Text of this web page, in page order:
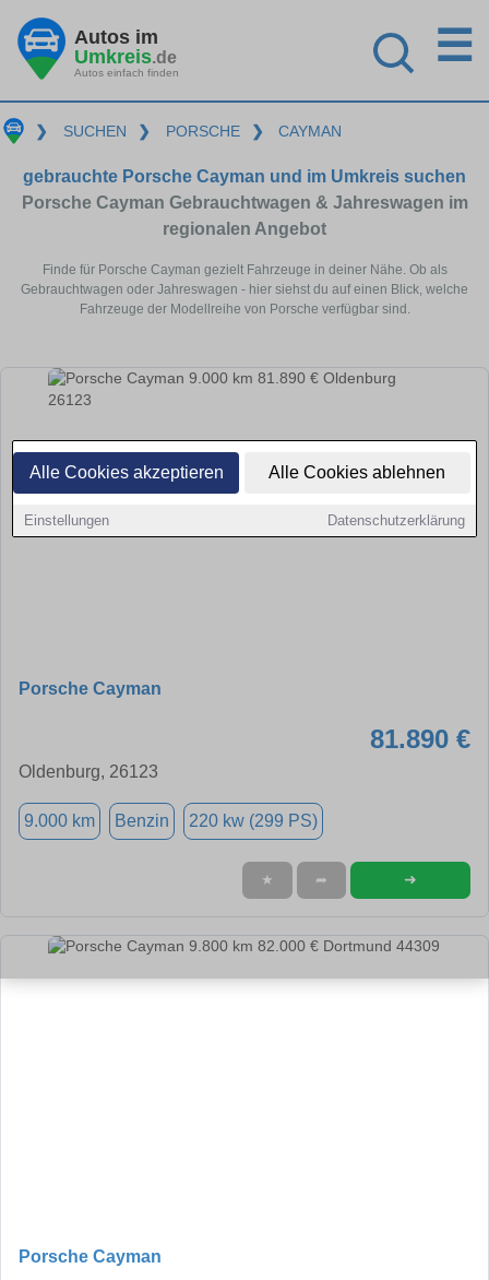
Alle Cookies akzeptieren Alle Cookies ablehnen
Einstellungen Datenschutzerklärung
Autos im
Umkreis.de
Autos einfach finden
☰
❯ SUCHEN ❯ PORSCHE ❯ CAYMAN
gebrauchte Porsche Cayman und im Umkreis suchen
Porsche Cayman Gebrauchtwagen & Jahreswagen im
regionalen Angebot
Finde für Porsche Cayman gezielt Fahrzeuge in deiner Nähe. Ob als
Gebrauchtwagen oder Jahreswagen - hier siehst du auf einen Blick, welche
Fahrzeuge der Modellreihe von Porsche verfügbar sind.
Porsche Cayman
81.890 €
Oldenburg, 26123
9.000 km Benzin 220 kw (299 PS)
★ ➦ ➜
Porsche Cayman